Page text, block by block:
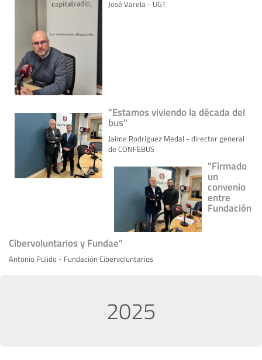
José Varela - UGT
"Estamos viviendo la década del
bus"
Jaime Rodríguez Medal - director general
de CONFEBUS
"Firmado
un
convenio
entre
Fundación
Cibervoluntarios y Fundae"
Antonio Pulido - Fundación Cibervoluntarios
2025